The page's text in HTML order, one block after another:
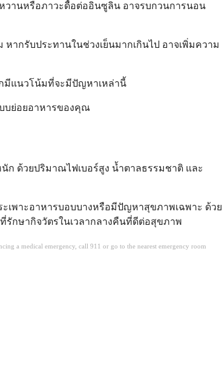
วานหรือภาวะดื้อต่ออินซูลิน อาจรบกวนการนอน
ากรับประทานในช่วงเย็นมากเกินไป อาจเพิ่มความ
มีแนวโน้มที่จะมีปัญหาเหล่านี้
บย่อยอาหารของคุณ
ด้วยปริมาณไฟเบอร์สูง น้ำตาลธรรมชาติ และ
เพาะอาหารบอบบางหรือมีปัญหาสุขภาพเฉพาะ ด้วย
กษากิจวัตรในเวลากลางคืนที่ดีต่อสุขภาพ
a medical emergency, call 911 or go to the nearest emergency room